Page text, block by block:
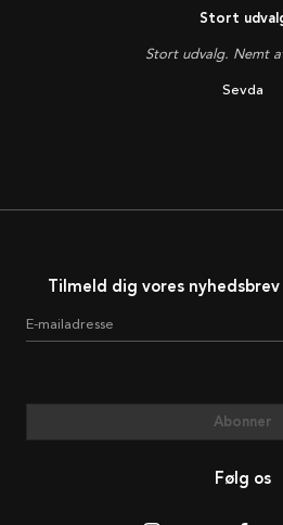
Stort
Stort udvalg. Nemt
Sevda
Tilmeld dig vores nyhedsbrev
E-mailadresse
Abonner
Følg os